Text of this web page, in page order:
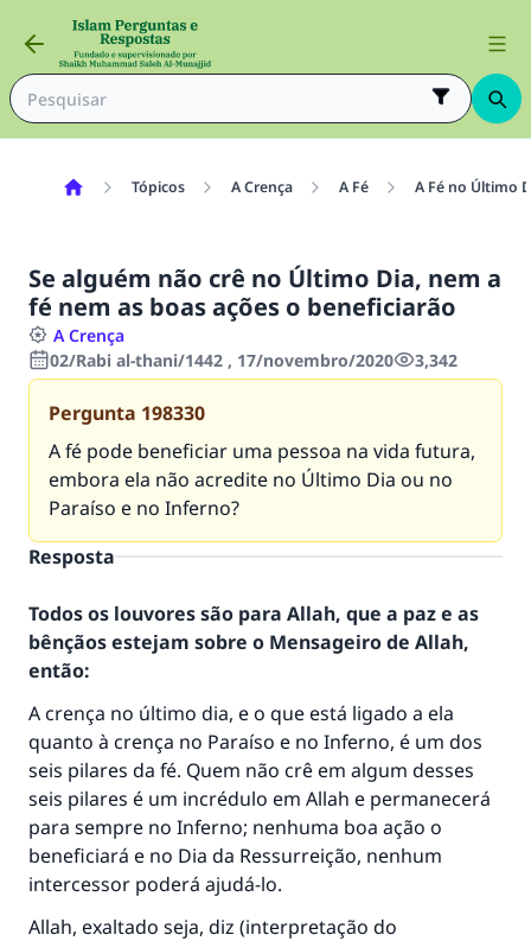
Tópicos A Crença A Fé A Fé no Último
Se alguém não crê no Último Dia, nem a
fé nem as boas ações o beneficiarão
A Crença
02/Rabi al-thani/1442 , 17/novembro/2020
3,342
Pergunta 198330
A fé pode beneficiar uma pessoa na vida futura,
embora ela não acredite no Último Dia ou no
Paraíso e no Inferno?
Resposta
Todos os louvores são para Allah, que a paz e as
bênçãos estejam sobre o Mensageiro de Allah,
então:
A crença no último dia, e o que está ligado a ela
quanto à crença no Paraíso e no Inferno, é um dos
seis pilares da fé. Quem não crê em algum desses
seis pilares é um incrédulo em Allah e permanecerá
para sempre no Inferno; nenhuma boa ação o
beneficiará e no Dia da Ressurreição, nenhum
intercessor poderá ajudá-lo.
Allah, exaltado seja, diz (interpretação do